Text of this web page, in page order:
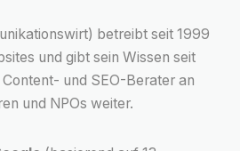
betreibt seit 1999
und gibt sein Wissen seit
und SEO-Berater an
und NPOs weiter.